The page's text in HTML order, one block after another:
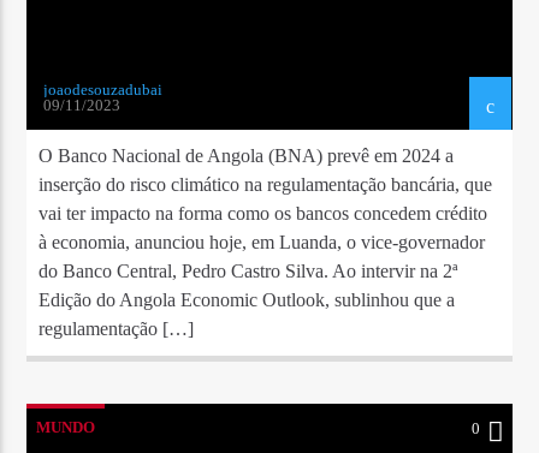
joaodesouzadubai
09/11/2023
O Banco Nacional de Angola (BNA) prevê em 2024 a
inserção do risco climático na regulamentação bancária, que
vai ter impacto na forma como os bancos concedem crédito
à economia, anunciou hoje, em Luanda, o vice-governador
do Banco Central, Pedro Castro Silva. Ao intervir na 2ª
Edição do Angola Economic Outlook, sublinhou que a
regulamentação […]
MUNDO 0